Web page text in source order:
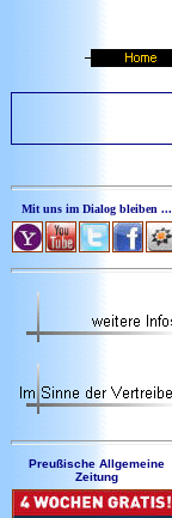
Mit uns im Dialog bleiben ...
Preußische Allgemeine
Zeitung